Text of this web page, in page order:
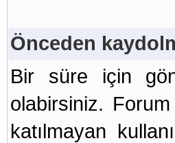
Önceden
Bir süre için
olabirsiniz.
katılmayan